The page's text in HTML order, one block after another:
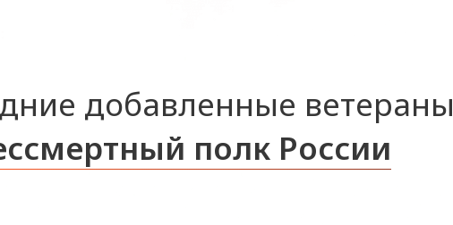
добавленные ветераны
полк России